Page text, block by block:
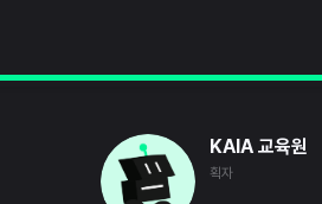
KAIA 교육원
획자